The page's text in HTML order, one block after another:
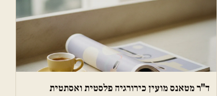
ד"ר מטאנס מועין כירורגיה פלסטית ואסתטית